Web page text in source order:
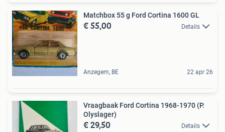
Matchbox 55 g Ford Cortina 1600 GL
€ 55,00 Details
Anzegem, BE 22 apr 26
Vraagbaak Ford Cortina 1968-1970 (P.
Olyslager)
€ 29,50 Details